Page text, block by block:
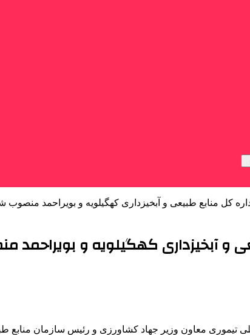
کل منابع طبیعی و آبخیزداری کهگیلویه و بویراحمد منصوب
و آبخیزداری کهگیلویه و بویراحمد
معاون وزیر جهاد کشاورزی و رئیس سازمان منابع